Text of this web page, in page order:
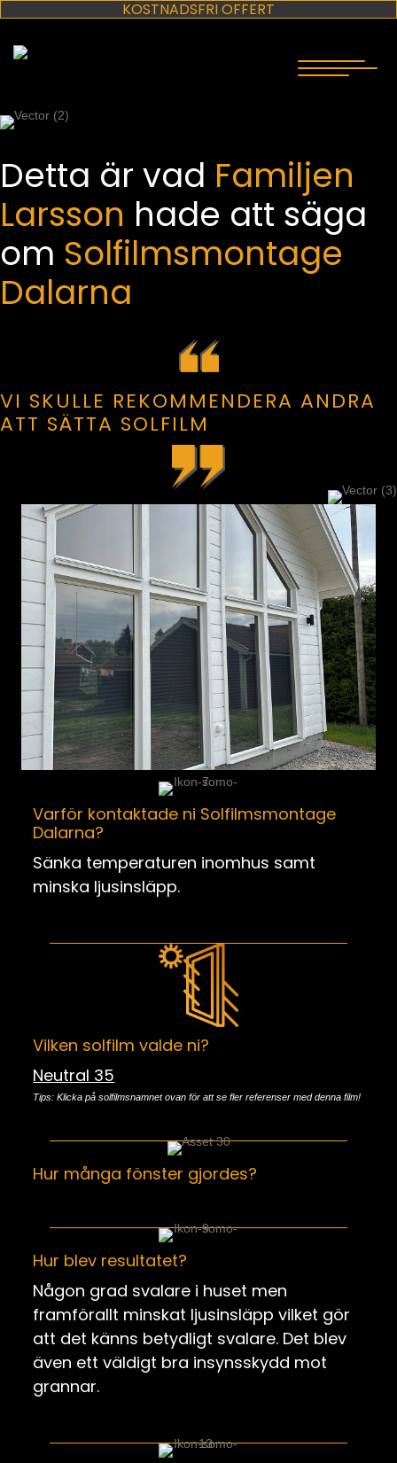
KOSTNADSFRI OFFERT
Detta är vad Familjen
Larsson hade att säga
om Solfilmsmontage
Dalarna
VI SKULLE REKOMMENDERA ANDRA
ATT SÄTTA SOLFILM
Varför kontaktade ni Solfilmsmontage
Dalarna?
Sänka temperaturen inomhus samt
minska ljusinsläpp.
Vilken solfilm valde ni?
Neutral 35
Tips: Klicka på solfilmsnamnet ovan för att se fler referenser med denna film!
Hur många fönster gjordes?
Hur blev resultatet?
Någon grad svalare i huset men
framförallt minskat ljusinsläpp vilket gör
att det känns betydligt svalare. Det blev
även ett väldigt bra insynsskydd mot
grannar.